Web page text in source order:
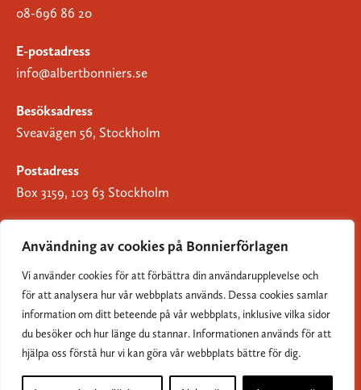
Användning av cookies på Bonnierförlagen
Vi använder cookies för att förbättra din användarupplevelse och
för att analysera hur vår webbplats används. Dessa cookies samlar
information om ditt beteende på vår webbplats, inklusive vilka sidor
du besöker och hur länge du stannar. Informationen används för att
hjälpa oss förstå hur vi kan göra vår webbplats bättre för dig.
08-696 86 20
E-postadress
info@albertbonniers.se
Besöksadress
Sveavägen 56, Stockholm
Postadress
Box 3159, 103 63 Stockholm
Om Bonnierförlagen
Cookies
Integritetspolicy